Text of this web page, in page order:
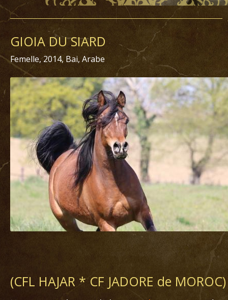
GIOIA DU SIARD
Femelle, 2014, Bai, Arabe
(CFL HAJAR * CF JADORE de MOROC)